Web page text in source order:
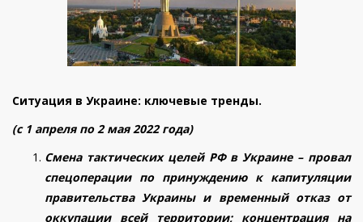
Ситуация в Украине: ключевые тренды.
(с 1 апреля по 2 мая 2022 года)
Смена тактических целей РФ в Украине – провал
спецоперации по принуждению к капитуляции
правительства Украины и временный отказ от
оккупации всей территории; концентрация на